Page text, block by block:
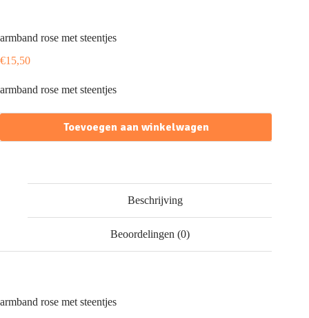
armband rose met steentjes
€15,50
armband rose met steentjes
Toevoegen aan winkelwagen
Beschrijving
Beoordelingen (0)
armband rose met steentjes